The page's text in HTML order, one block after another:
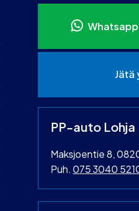
Whatsapp
PP-auto Lohja
Maksjoentie 8,
Puh.075 3040